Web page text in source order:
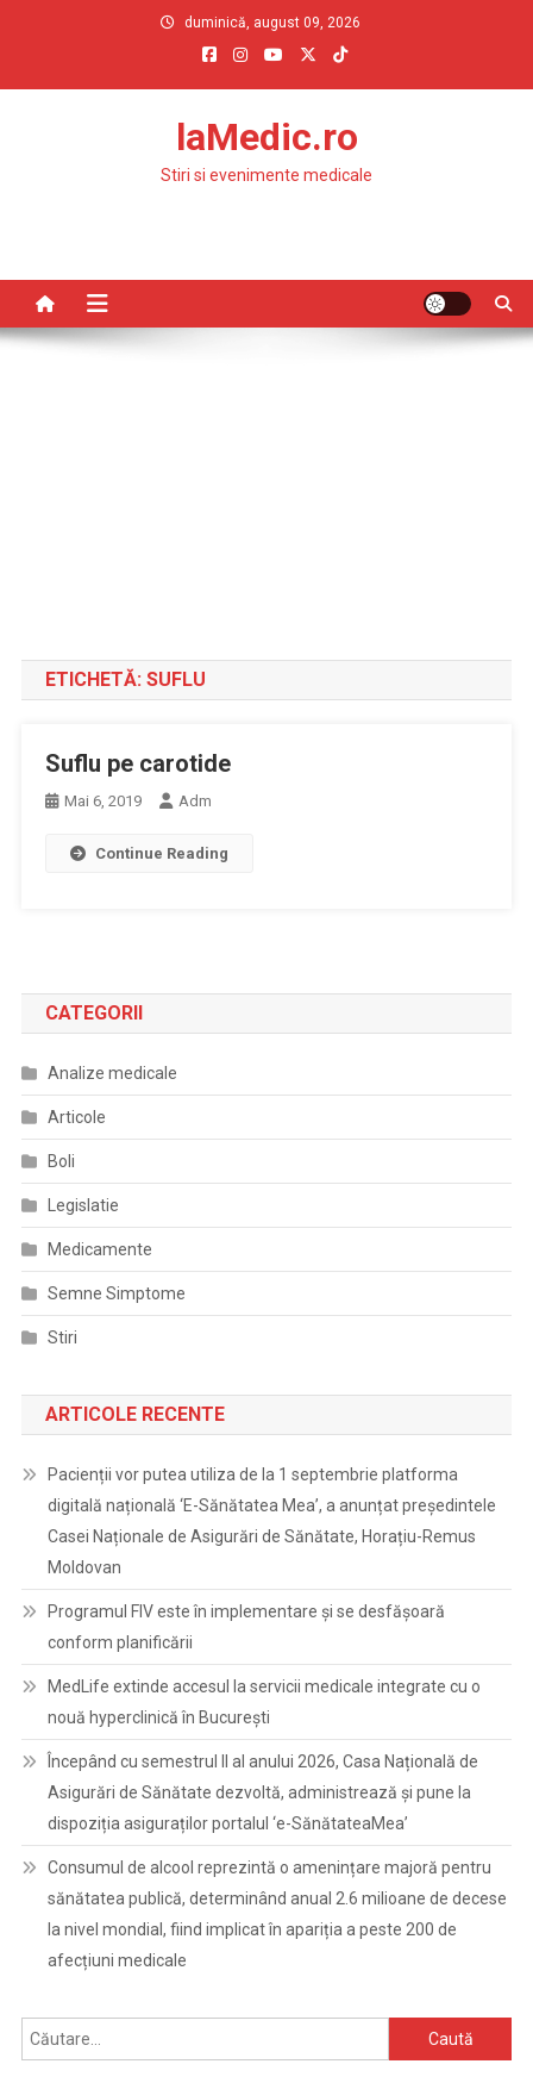
duminică, august 09, 2026
laMedic.ro
Stiri si evenimente medicale
ETICHETĂ: SUFLU
Suflu pe carotide
Mai 6, 2019 Adm
Continue Reading
CATEGORII
Analize medicale
Articole
Boli
Legislatie
Medicamente
Semne Simptome
Stiri
ARTICOLE RECENTE
Pacienții vor putea utiliza de la 1 septembrie platforma
digitală națională ‘E-Sănătatea Mea’, a anunțat președintele
Casei Naționale de Asigurări de Sănătate, Horațiu-Remus
Moldovan
Programul FIV este în implementare și se desfășoară
conform planificării
MedLife extinde accesul la servicii medicale integrate cu o
nouă hyperclinică în București
Începând cu semestrul II al anului 2026, Casa Națională de
Asigurări de Sănătate dezvoltă, administrează și pune la
dispoziția asiguraților portalul ‘e-SănătateaMea’
Consumul de alcool reprezintă o amenințare majoră pentru
sănătatea publică, determinând anual 2.6 milioane de decese
la nivel mondial, fiind implicat în apariția a peste 200 de
afecțiuni medicale
Caută
după: